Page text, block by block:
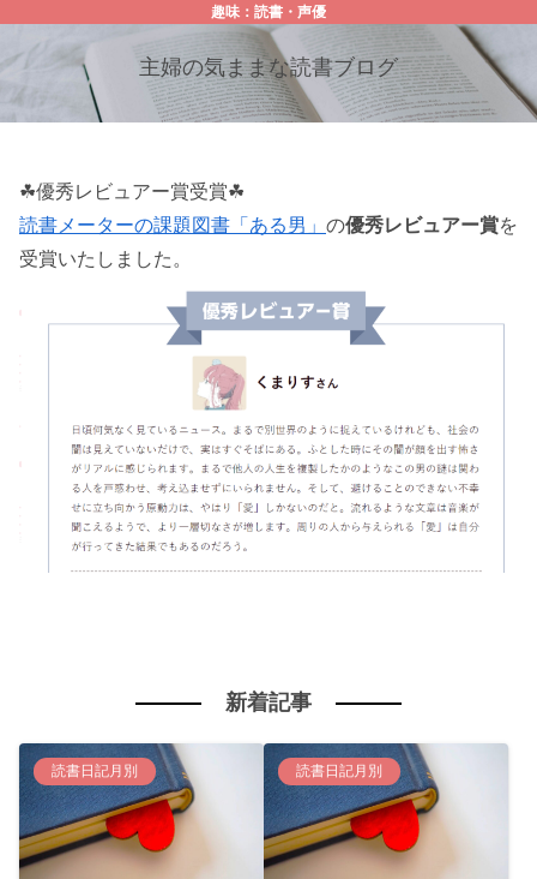
趣味：読書・声優
主婦の気ままな読書ブログ
☘優秀レビュアー賞受賞☘
読書メーターの課題図書「ある男」 の優秀レビュアー賞を
受賞いたしました。
新着記事
読書日記月別 読書日記月別